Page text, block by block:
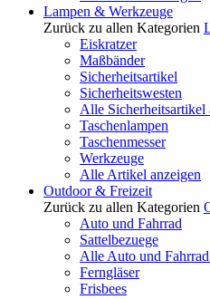
Lampen & Werkzeuge
Zurück zu allen Kategorien
Eiskratzer
Maßbänder
Sicherheitsartikel
Sicherheitswesten
Alle Sicherheitsartikel
Taschenlampen
Taschenmesser
Werkzeuge
Alle Artikel anzeigen
Outdoor & Freizeit
Zurück zu allen Kategorien
Auto und Fahrrad
Sattelbezuege
Alle Auto und Fahrrad
Ferngläser
Frisbees